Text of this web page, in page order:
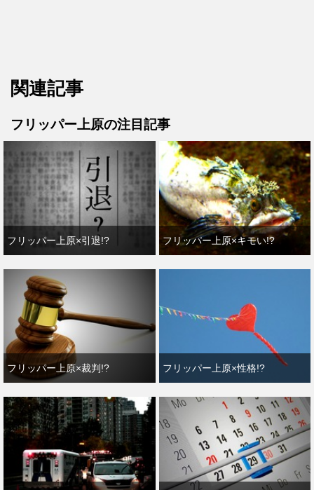
関連記事
フリッパー上原の注目記事
フリッパー上原×引退!? フリッパー上原×キモい!?
フリッパー上原×裁判!? フリッパー上原×性格!?